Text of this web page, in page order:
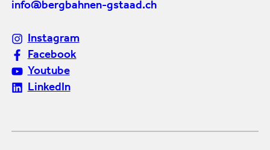
info@bergbahnen-gstaad.ch
Instagram
Facebook
Youtube
LinkedIn